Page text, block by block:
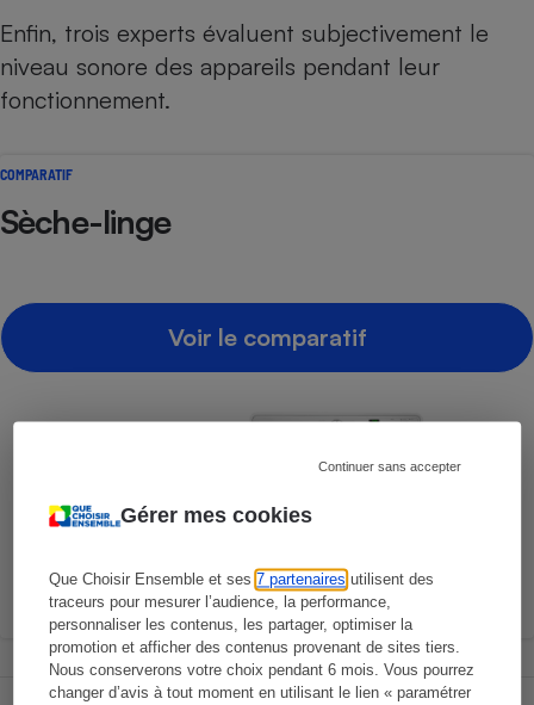
Gérer mes cookies
Que Choisir Ensemble et ses7 partenaires utilisent des
traceurs pour mesurer l’audience, la performance,
personnaliser les contenus, les partager, optimiser la
promotion et afficher des contenus provenant de sites tiers.
Nous conserverons votre choix pendant 6 mois. Vous pourrez
changer d’avis à tout moment en utilisant le lien « paramétrer
Continuer sans accepter
Enfin, trois experts évaluent subjectivement le
niveau sonore des appareils pendant leur
fonctionnement.
COMPARATIF
Sèche-linge
Voir le comparatif